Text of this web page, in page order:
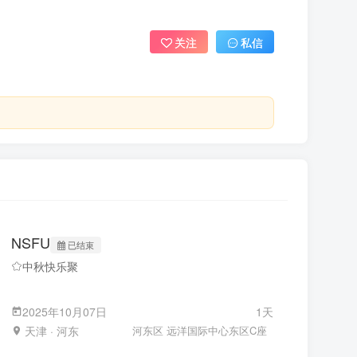
关注 私信
NSFU 已结束
中秋快乐聚
2025年10月07日
1天
天津 · 河东
河东区 远洋国际中心东区C座